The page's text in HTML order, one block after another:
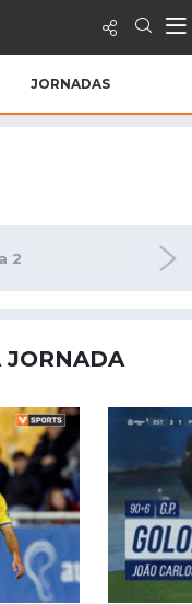
JORNADAS
2 Fase
JORNADA